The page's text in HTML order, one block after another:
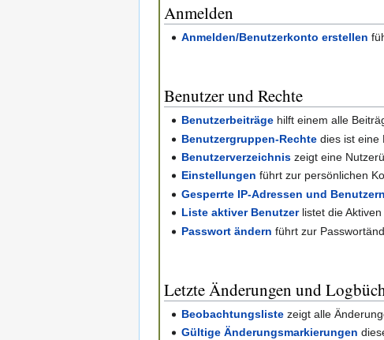
Anmelden
Anmelden/Benutzerkonto erstellen
Benutzer und Rechte
Benutzerbeiträge hilft einem alle
Benutzergruppen-Rechte dies ist eine
Benutzerverzeichnis zeigt eine
Einstellungen führt zur persönlichen
Gesperrte IP-Adressen und
Liste aktiver Benutzerlistet die Aktiven
Passwort ändern führt zur
Letzte Änderungen und
Beobachtungsliste zeigt alle
Gültige Änderungsmarkierungen